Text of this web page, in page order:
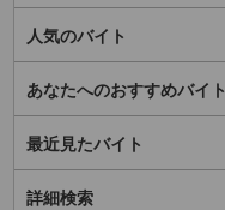
人気のバイト
あなたへのおすすめバイト
最近見たバイト
詳細検索